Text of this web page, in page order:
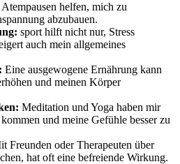
helfen, mich zu
abzubauen.
sport hilft nicht ​nur, Stress
auch ⁢mein allgemeines
Eine ausgewogene Ernährung kann
und‍ meinen Körper
Meditation ‌und Yoga‍ haben mir
und meine Gefühle⁤ besser zu
Freunden oder Therapeuten über
‍hat oft eine befreiende Wirkung.